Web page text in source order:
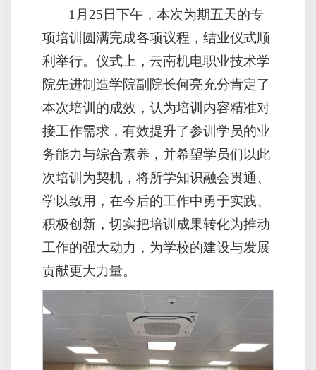
1月25日下午，本次为期五天的专
项培训圆满完成各项议程，结业仪式顺
利举行。仪式上，云南机电职业技术学
院先进制造学院副院长何亮充分肯定了
本次培训的成效，认为培训内容精准对
接工作需求，有效提升了参训学员的业
务能力与综合素养，并希望学员们以此
次培训为契机，将所学知识融会贯通、
学以致用，在今后的工作中勇于实践、
积极创新，切实把培训成果转化为推动
工作的强大动力，为学校的建设与发展
贡献更大力量。